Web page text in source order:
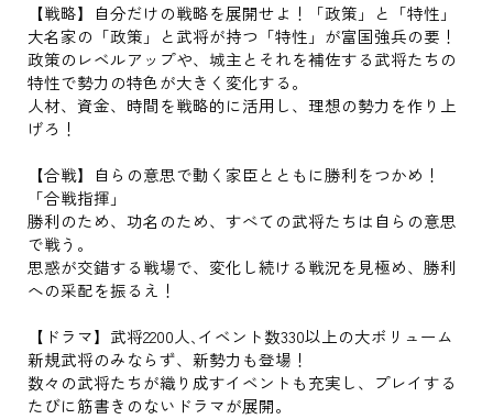
【戦略】自分だけの戦略を展開せよ！「政策」と「特性」
大名家の「政策」と武将が持つ「特性」が富国強兵の要！
政策のレベルアップや、城主とそれを補佐する武将たちの
特性で勢力の特色が大きく変化する。
人材、資金、時間を戦略的に活用し、理想の勢力を作り上
げろ！
【合戦】自らの意思で動く家臣とともに勝利をつかめ！
「合戦指揮」
勝利のため、功名のため、すべての武将たちは自らの意思
で戦う。
思惑が交錯する戦場で、変化し続ける戦況を見極め、勝利
への采配を振るえ！
【ドラマ】武将2200人､イベント数330以上の大ボリューム
新規武将のみならず、新勢力も登場！
数々の武将たちが織り成すイベントも充実し、プレイする
たびに筋書きのないドラマが展開。